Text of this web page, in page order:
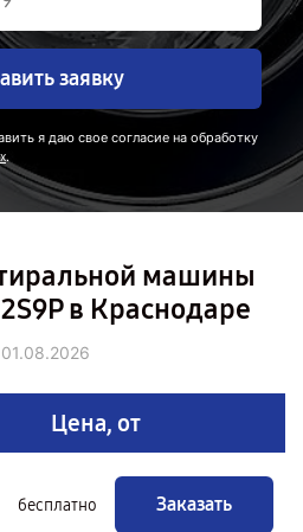
заявку
я даю свое согласие на обработку
.
машины
в Краснодаре
01.08.2026
Цена, от
бесплатно Заказать